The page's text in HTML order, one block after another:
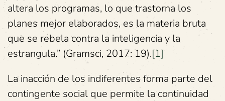
altera los programas, lo que trastorna los
planes mejor elaborados, es la materia bruta
que se rebela contra la inteligencia y la
estrangula.” (Gramsci, 2017: 19).[1]
La inacción de los indiferentes forma parte del
contingente social que permite la continuidad